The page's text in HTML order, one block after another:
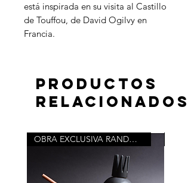
está inspirada en su visita al Castillo
de Touffou, de David Ogilvy en
Francia.
Productos
relacionados
OBRA EXCLUSIVA RANDOM ROOM